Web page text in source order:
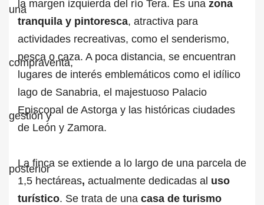
la margen izquierda del río Tera. Es una zona
tranquila y pintoresca, atractiva para
actividades recreativas, como el senderismo,
pesca o caza. A poca distancia, se encuentran
lugares de interés emblemáticos como el idílico
lago de Sanabria, el majestuoso Palacio
Episcopal de Astorga y las históricas ciudades
de León y Zamora.
La finca se extiende a lo largo de una parcela de
1,5 hectáreas, actualmente dedicadas al uso
turístico. Se trata de una casa de turismo